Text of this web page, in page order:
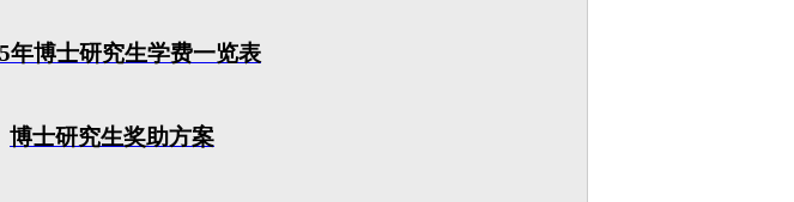
年博士研究生学费一览表
博士研究生奖助方案